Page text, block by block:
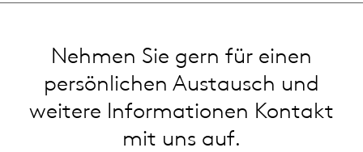
Nehmen Sie gern für einen
persönlichen Austausch und
weitere Informationen Kontakt
mit uns auf.